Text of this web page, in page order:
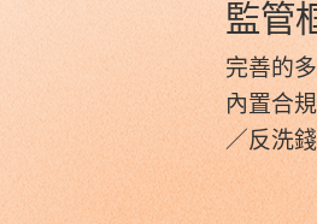
監管
完善的
內置合
／反洗